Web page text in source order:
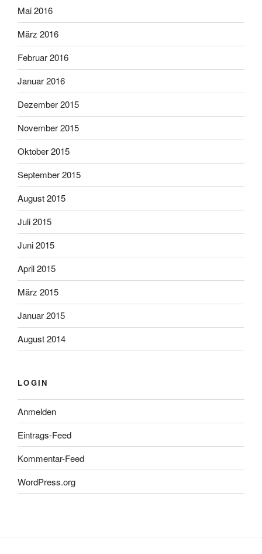
Mai 2016
März 2016
Februar 2016
Januar 2016
Dezember 2015
November 2015
Oktober 2015
September 2015
August 2015
Juli 2015
Juni 2015
April 2015
März 2015
Januar 2015
August 2014
LOGIN
Anmelden
Eintrags-Feed
Kommentar-Feed
WordPress.org